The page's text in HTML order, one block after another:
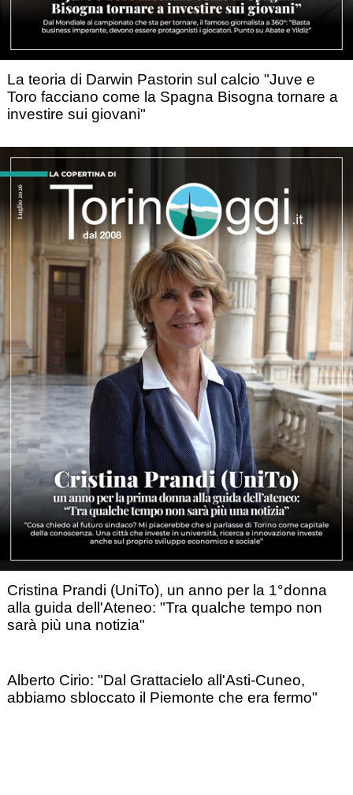
La teoria di Darwin Pastorin sul calcio "Juve e
Toro facciano come la Spagna Bisogna tornare a
investire sui giovani"
Cristina Prandi (UniTo), un anno per la 1°donna
alla guida dell'Ateneo: "Tra qualche tempo non
sarà più una notizia"
Alberto Cirio: "Dal Grattacielo all'Asti-Cuneo,
abbiamo sbloccato il Piemonte che era fermo"